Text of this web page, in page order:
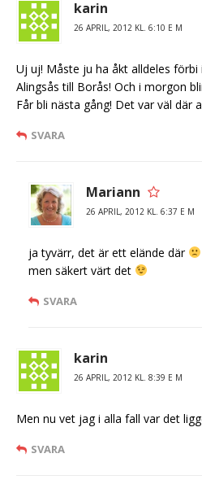
karin
26 APRIL, 2012 KL. 6:10 E M
Uj uj! Måste ju ha åkt alldeles
Alingsås till Borås! Och i morgon
Får bli nästa gång! Det var väl där
SVARA
Mariann
26 APRIL, 2012 KL. 6:37 E M
ja tyvärr, det är ett elände där
men säkert värt det
SVARA
karin
26 APRIL, 2012 KL. 8:39 E M
Men nu vet jag i alla fall var det
SVARA